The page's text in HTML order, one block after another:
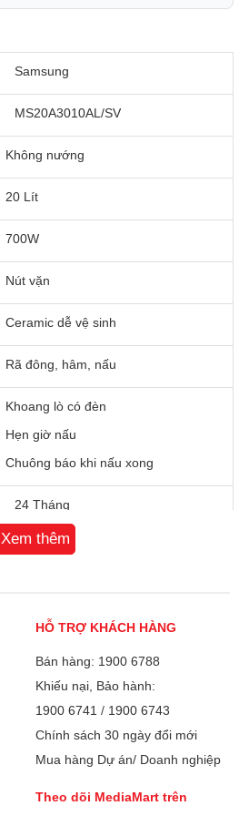
Samsung
MS20A3010AL/SV
Không nướng
20 Lít
700W
Nút vặn
Ceramic dễ vệ sinh
Rã đông, hâm, nấu
Khoang lò có đèn
Hẹn giờ nấu
Chuông báo khi nấu xong
24 Tháng
Malaysia
Xem thêm
HỖ TRỢ KHÁCH HÀNG
Bán hàng: 1900 6788
Khiếu nại, Bảo hành:
1900 6741 / 1900 6743
Chính sách 30 ngày đổi mới
Mua hàng Dự án/ Doanh nghiệp
Theo dõi MediaMart trên